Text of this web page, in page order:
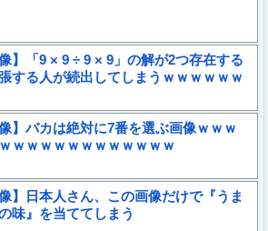
像】「9 × 9 ÷ 9 × 9」の解が2つ存在する
する人が続出してしまうｗｗｗｗｗｗ
像】バカは絶対に7番を選ぶ画像ｗｗｗ
ｗｗｗｗｗｗｗｗｗｗｗｗ
像】日本人さん、この画像だけで『うま
味』を当ててしまう